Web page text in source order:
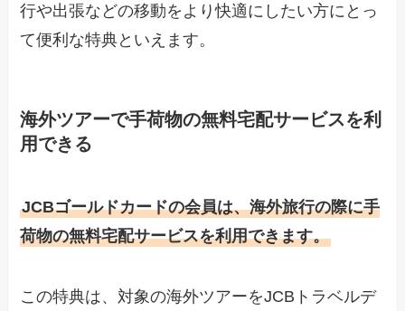
行や出張などの移動をより快適にしたい方にとっ
て便利な特典といえます。
海外ツアーで手荷物の無料宅配サービスを利
用できる
JCBゴールドカードの会員は、海外旅行の際に手
荷物の無料宅配サービスを利用できます。
この特典は、対象の海外ツアーをJCBトラベルデ